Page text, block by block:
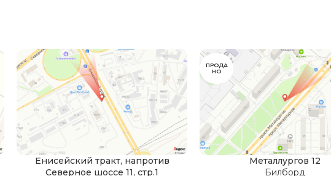
Енисейский тракт, напротив
Северное шоссе 11, стр.1
ПРОДА
НО
Металлургов 12
Билборд